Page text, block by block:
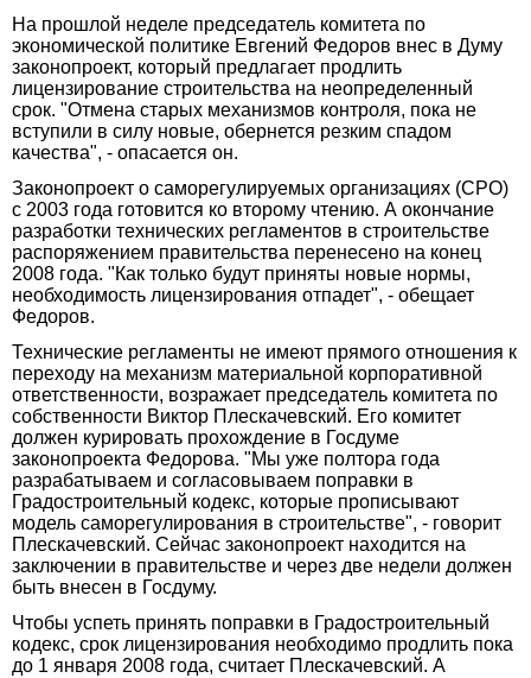
На прошлой неделе председатель комитета по
экономической политике Евгений Федоров внес в Думу
законопроект, который предлагает продлить
лицензирование строительства на неопределенный
срок. "Отмена старых механизмов контроля, пока не
вступили в силу новые, обернется резким спадом
качества", - опасается он.
Законопроект о саморегулируемых организациях (СРО)
с 2003 года готовится ко второму чтению. А окончание
разработки технических регламентов в строительстве
распоряжением правительства перенесено на конец
2008 года. "Как только будут приняты новые нормы,
необходимость лицензирования отпадет", - обещает
Федоров.
Технические регламенты не имеют прямого отношения к
переходу на механизм материальной корпоративной
ответственности, возражает председатель комитета по
собственности Виктор Плескачевский. Его комитет
должен курировать прохождение в Госдуме
законопроекта Федорова. "Мы уже полтора года
разрабатываем и согласовываем поправки в
Градостроительный кодекс, которые прописывают
модель саморегулирования в строительстве", - говорит
Плескачевский. Сейчас законопроект находится на
заключении в правительстве и через две недели должен
быть внесен в Госдуму.
Чтобы успеть принять поправки в Градостроительный
кодекс, срок лицензирования необходимо продлить пока
до 1 января 2008 года, считает Плескачевский. А